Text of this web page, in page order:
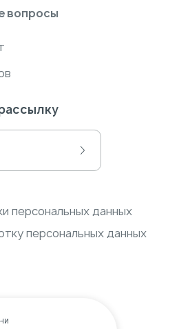
вопросы
персональных данных
персональных данных